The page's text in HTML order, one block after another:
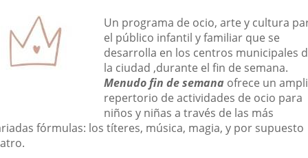
una
aplicación
externa.
una
aplicación
externa.
una
Un programa de ocio, arte y cultura
el público infantil y familiar que se
desarrolla en los centros municipales
la ciudad ,durante el fin de semana.
Menudo fin de semana ofrece un
repertorio de actividades de ocio para
niños y niñas a través de las más
fórmulas: los títeres, música, magia, y por supuesto